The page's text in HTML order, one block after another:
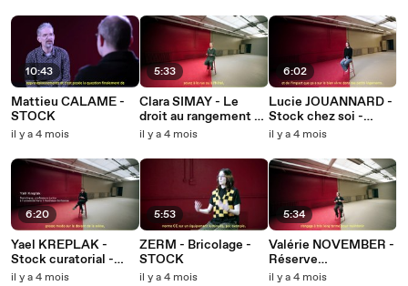
monde flux
10:43
Mattieu CALAME -
STOCK
il y a 4 mois
6:20
Yael KREPLAK -
Stock curatorial -
STOCK
il y a 4 mois
5:33
Clara SIMAY - Le
droit au rangement -
STOCK
il y a 4 mois
5:53
ZERM - Bricolage -
STOCK
il y a 4 mois
6:02
Lucie JOUANNARD -
Stock chez soi -
STOCK
il y a 4 mois
5:34
Valérie NOVEMBER -
Réserve
d’architecture -
il y a 4 mois